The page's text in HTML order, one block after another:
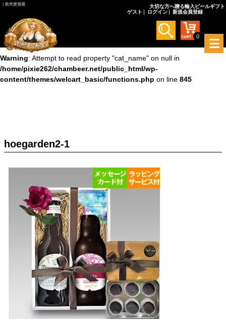
/home/pixie262/chambeer.net/public_html/wp-
content/themes/welcart_basic/functions.php
on line 845
Warning: Attempt to read property "cat_name" on null in
/home/pixie262/chambeer.net/public_html/wp-
content/themes/welcart_basic/functions.php on line 845
｜欧州麦酒屋
大切な方へ贈る輸入ビールギフト
ゲスト
ログイン 新規会員登録
0
メ
ニ
hoegarden2-1